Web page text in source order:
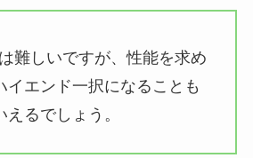
難しいですが、性能を求め
イエンド一択になることも
るでしょう。